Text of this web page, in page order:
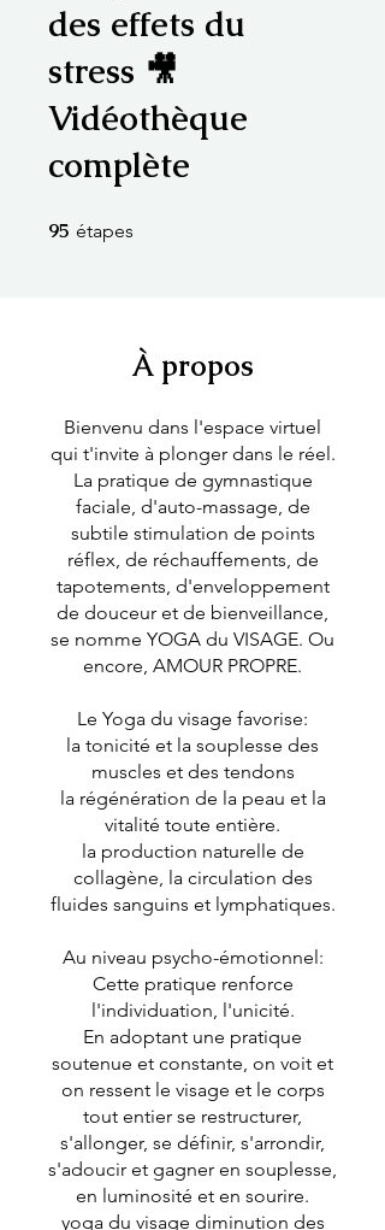
des effets du
stress 🎥
Vidéothèque
complète
95 étapes
À propos
Bienvenu dans l'espace virtuel
qui t'invite à plonger dans le réel.
La pratique de gymnastique
faciale, d'auto-massage, de
subtile stimulation de points
réflex, de réchauffements, de
tapotements, d'enveloppement
de douceur et de bienveillance,
se nomme YOGA du VISAGE. Ou
encore, AMOUR PROPRE.
Le Yoga du visage favorise:
la tonicité et la souplesse des
muscles et des tendons
la régénération de la peau et la
vitalité toute entière.
la production naturelle de
collagène, la circulation des
fluides sanguins et lymphatiques.
Au niveau psycho-émotionnel:
Cette pratique renforce
l'individuation, l'unicité.
En adoptant une pratique
soutenue et constante, on voit et
on ressent le visage et le corps
tout entier se restructurer,
s'allonger, se définir, s'arrondir,
s'adoucir et gagner en souplesse,
en luminosité et en sourire.
yoga du visage diminution des